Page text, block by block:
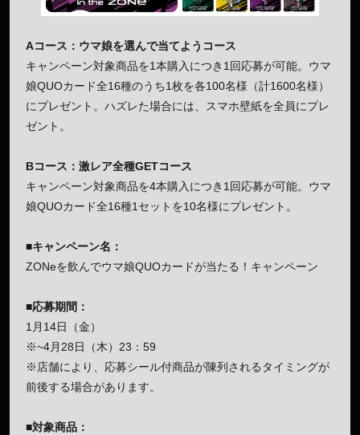
Aコース：ウマ娘を選んで当てようコース
キャンペーン対象商品を1本購入につき1回応募が可能。ウマ
娘QUOカード全16種のうち1枚を各100名様（計1600名様）
にプレゼント。ハズレた場合には、スマホ壁紙を全員にプレ
ゼント。
Bコース：激レア全種GETコース
キャンペーン対象商品を4本購入につき1回応募が可能。ウマ
娘QUOカード全16種1セットを10名様にプレゼント。
■キャンペーン名：
ZONeを飲んでウマ娘QUOカードが当たる！キャンペーン
■応募期間：
1月14日（金）
※~4月28日（木）23：59
※店舗により、応募シール付商品が陳列されるタイミングが
前後する場合があります。
■対象商品：